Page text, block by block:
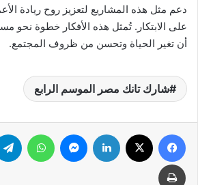
دعم مثل هذه المشاريع لتعزيز روح ريادة
على الابتكار. تُمثل هذه الأفكار خطوة نحو
أن تغير الحياة وتحسن من ظروف المجتمع.
شارك تانك مصر الموسم الرابع
فيسبوك لينكدإن ماسنجر واتساب
طباعة